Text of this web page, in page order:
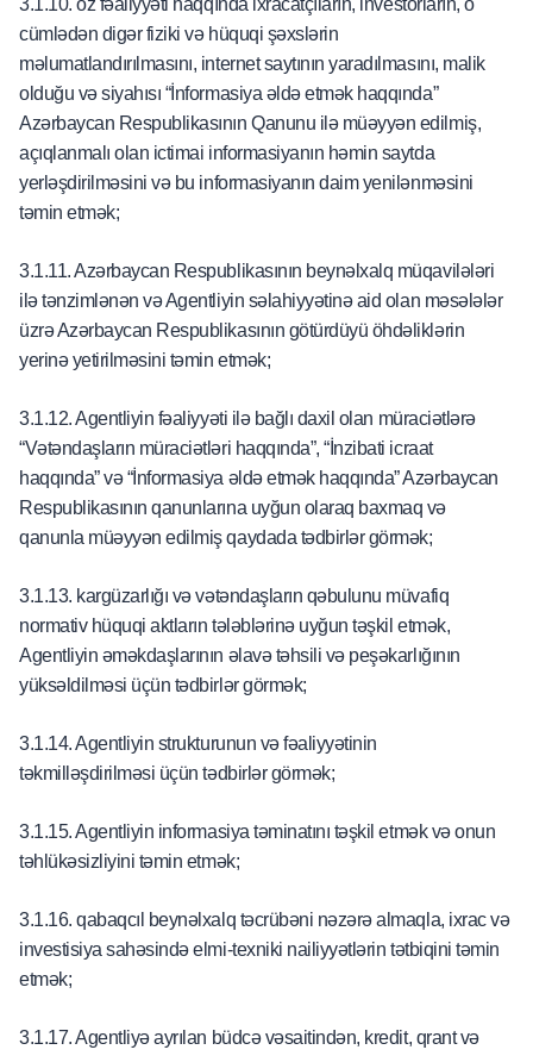
3.1.10. öz fəaliyyəti haqqında ixracatçıların, investorların, o
cümlədən digər fiziki və hüquqi şəxslərin
məlumatlandırılmasını, internet saytının yaradılmasını, malik
olduğu və siyahısı “İnformasiya əldə etmək haqqında”
Azərbaycan Respublikasının Qanunu ilə müəyyən edilmiş,
açıqlanmalı olan ictimai informasiyanın həmin saytda
yerləşdirilməsini və bu informasiyanın daim yenilənməsini
təmin etmək;
3.1.11. Azərbaycan Respublikasının beynəlxalq müqavilələri
ilə tənzimlənən və Agentliyin səlahiyyətinə aid olan məsələlər
üzrə Azərbaycan Respublikasının götürdüyü öhdəliklərin
yerinə yetirilməsini təmin etmək;
3.1.12. Agentliyin fəaliyyəti ilə bağlı daxil olan müraciətlərə
“Vətəndaşların müraciətləri haqqında”, “İnzibati icraat
haqqında” və “İnformasiya əldə etmək haqqında” Azərbaycan
Respublikasının qanunlarına uyğun olaraq baxmaq və
qanunla müəyyən edilmiş qaydada tədbirlər görmək;
3.1.13. kargüzarlığı və vətəndaşların qəbulunu müvafiq
normativ hüquqi aktların tələblərinə uyğun təşkil etmək,
Agentliyin əməkdaşlarının əlavə təhsili və peşəkarlığının
yüksəldilməsi üçün tədbirlər görmək;
3.1.14. Agentliyin strukturunun və fəaliyyətinin
təkmilləşdirilməsi üçün tədbirlər görmək;
3.1.15. Agentliyin informasiya təminatını təşkil etmək və onun
təhlükəsizliyini təmin etmək;
3.1.16. qabaqcıl beynəlxalq təcrübəni nəzərə almaqla, ixrac və
investisiya sahəsində elmi-texniki nailiyyətlərin tətbiqini təmin
etmək;
3.1.17. Agentliyə ayrılan büdcə vəsaitindən, kredit, qrant və